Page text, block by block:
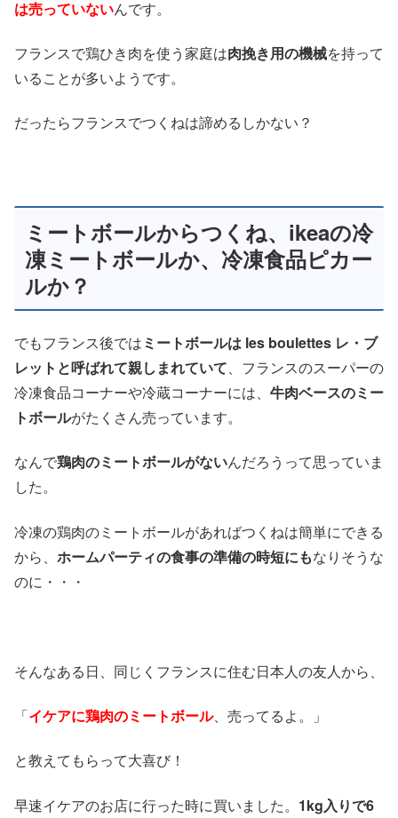
は売っていないんです。
フランスで鶏ひき肉を使う家庭は肉挽き用の機械を持って
いることが多いようです。
だったらフランスでつくねは諦めるしかない？
ミートボールからつくね、ikeaの冷
凍ミートボールか、冷凍食品ピカー
ルか？
でもフランス後ではミートボールは les boulettes レ・ブ
レットと呼ばれて親しまれていて、フランスのスーパーの
冷凍食品コーナーや冷蔵コーナーには、 牛肉ベースのミー
トボールがたくさん売っています。
なんで鶏肉のミートボールがないんだろうって思っていま
した。
冷凍の鶏肉のミートボールがあればつくねは簡単にできる
から、 ホームパーティの食事の準備の時短にもなりそうな
のに・・・
そんなある日、同じくフランスに住む日本人の友人から、
「イケアに鶏肉のミートボール、売ってるよ。」
と教えてもらって大喜び！
早速イケアのお店に行った時に買いました。 1kg入りで6